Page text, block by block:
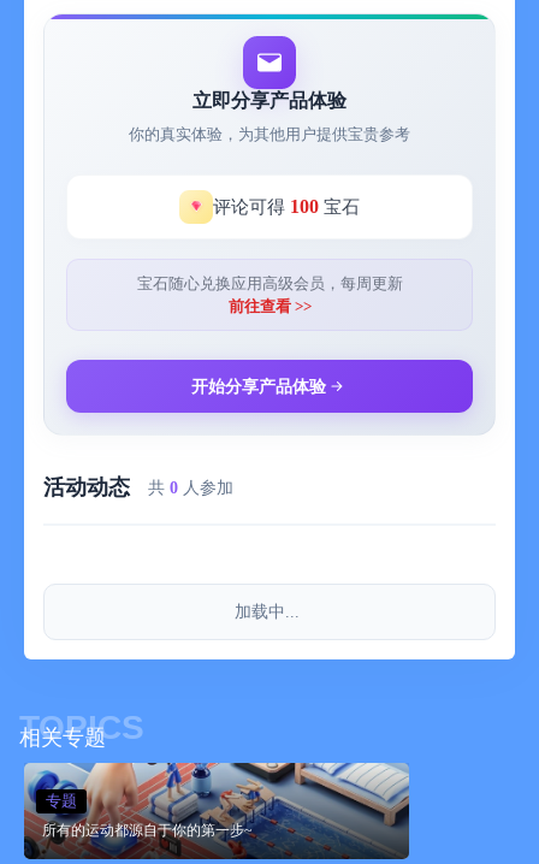
-动动已接入 HealthKit，可同步运动数据到「健康」。
[快乐社交，和全球动友竞赛共勉]
-和身边好友组队，实时步数比拼，更有好玩点赞互动。
-全球步数挑战赛、5公里竞速赛、放眼五大洲，总能找到志同道
-发表图文动态，秀出运动生活点点滴滴。
找到相同目标的小伙伴，从 0 培养健康生活方式，和「坚持不
- 订阅周期：1个月
- 付款： 用户确认并购买付款后，款项记入iTunes账户。
在iTunes/Apple ID设置管理中关闭自动续订功能
- 续订：苹果 iTunes 账户会在到期前 24 小时内扣费，扣费成功
- 隐私政策：http://cdn.pacer.cc/static/ios/privacy/zh.html
- 付款： 用户确认并购买付款后，款项记入iTunes账户。
- 取消续订：如需取消续订，请在当前订阅到期24小时以前，手动
在iTunes/Apple ID设置管理中关闭自动续订功能
- 用户协议：https://www.pacer.cc/termsofservice_zh/
- 隐私政策：http://cdn.pacer.cc/static/ios/privacy/zh.html
动动会员连续包年说明
- 订阅周期：1年
- 订阅价格：每年158元
- 付款： 用户确认并购买付款后，款项记入iTunes账户。
立即分享产品体验
你的真实体验，为其他用户提供宝贵参考
评论可得 100 宝石
宝石随心兑换应用高级会员，每周更新
前往查看 >>
开始分享产品体验
活动动态 共 0 人参加
加载中...
TOPICS
相关专题
所有的运动都源自于你的第一步~
专题